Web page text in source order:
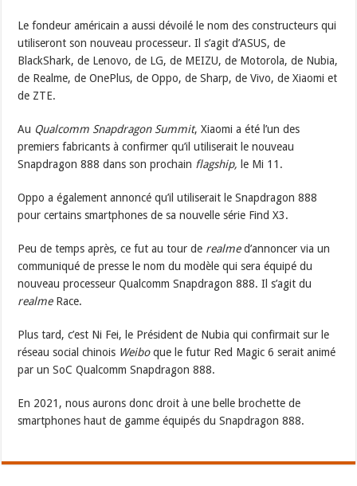
Le fondeur américain a aussi dévoilé le nom des constructeurs qui
utiliseront son nouveau processeur. Il s’agit d’ASUS, de
BlackShark, de Lenovo, de LG, de MEIZU, de Motorola, de Nubia,
de Realme, de OnePlus, de Oppo, de Sharp, de Vivo, de Xiaomi et
de ZTE.
Au Qualcomm Snapdragon Summit, Xiaomi a été l’un des
premiers fabricants à confirmer qu’il utiliserait le nouveau
Snapdragon 888 dans son prochain flagship, le Mi 11.
Oppo a également annoncé qu’il utiliserait le Snapdragon 888
pour certains smartphones de sa nouvelle série Find X3.
Peu de temps après, ce fut au tour de realmed’annoncer via un
communiqué de presse le nom du modèle qui sera équipé du
nouveau processeur Qualcomm Snapdragon 888. Il s’agit du
realmeRace.
Plus tard, c’est Ni Fei, le Président de Nubia qui confirmait sur le
réseau social chinois Weiboque le futur Red Magic 6 serait animé
par un SoC Qualcomm Snapdragon 888.
En 2021, nous aurons donc droit à une belle brochette de
smartphones haut de gamme équipés du Snapdragon 888.